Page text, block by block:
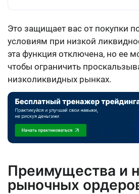
Это защищает вас от покупки
условиям при низкой
эта функция отключена, но ее
чтобы ограничить
низколиквидных рынках.
Преимущества и
рыночных